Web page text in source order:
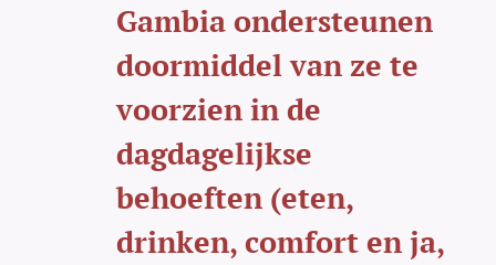
Gambia ondersteunen
doormiddel van ze te
voorzien in de
dagdagelijkse
behoeften (eten,
drinken, comfort en ja,